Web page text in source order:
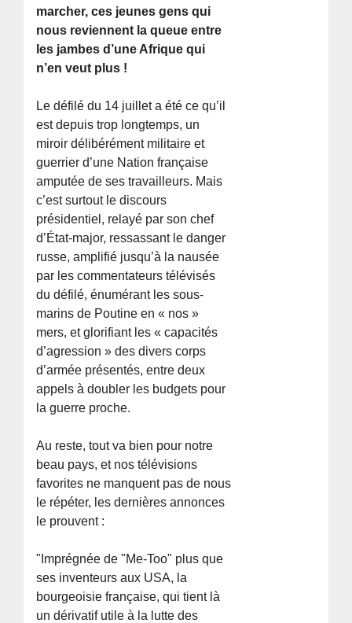
marcher, ces jeunes gens qui
nous reviennent la queue entre
les jambes d’une Afrique qui
n’en veut plus !
Le défilé du 14 juillet a été ce qu’il
est depuis trop longtemps, un
miroir délibérément militaire et
guerrier d’une Nation française
amputée de ses travailleurs. Mais
c’est surtout le discours
présidentiel, relayé par son chef
d’État-major, ressassant le danger
russe, amplifié jusqu’à la nausée
par les commentateurs télévisés
du défilé, énumérant les sous-
marins de Poutine en « nos »
mers, et glorifiant les « capacités
d’agression » des divers corps
d’armée présentés, entre deux
appels à doubler les budgets pour
la guerre proche.
Au reste, tout va bien pour notre
beau pays, et nos télévisions
favorites ne manquent pas de nous
le répéter, les dernières annonces
le prouvent :
"Imprégnée de "Me-Too" plus que
ses inventeurs aux USA, la
bourgeoisie française, qui tient là
un dérivatif utile à la lutte des